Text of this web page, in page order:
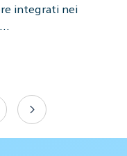
integrati nei